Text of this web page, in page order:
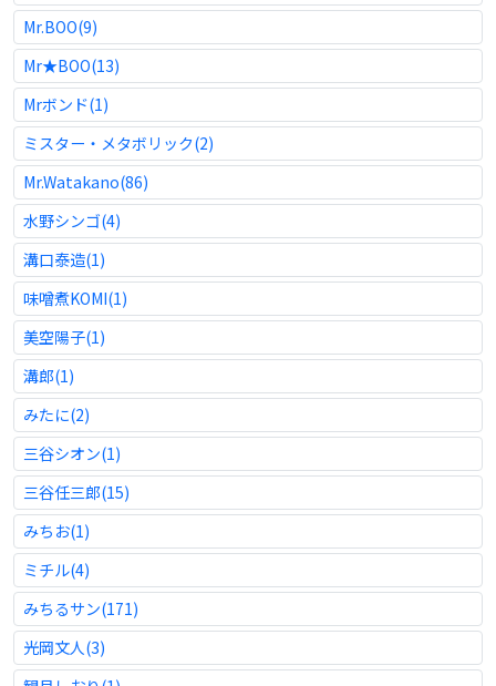
Mr.BOO(9)
Mr★BOO(13)
Mrボンド(1)
ミスター・メタボリック(2)
Mr.Watakano(86)
水野シンゴ(4)
溝口泰造(1)
味噌煮KOMI(1)
美空陽子(1)
溝郎(1)
みたに(2)
三谷シオン(1)
三谷任三郎(15)
みちお(1)
ミチル(4)
みちるサン(171)
光岡文人(3)